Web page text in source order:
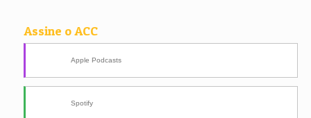
Assine o ACC
Apple Podcasts
Spotify